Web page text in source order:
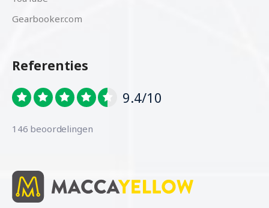
Gearbooker.com
Referenties
9.4/10
146 beoordelingen